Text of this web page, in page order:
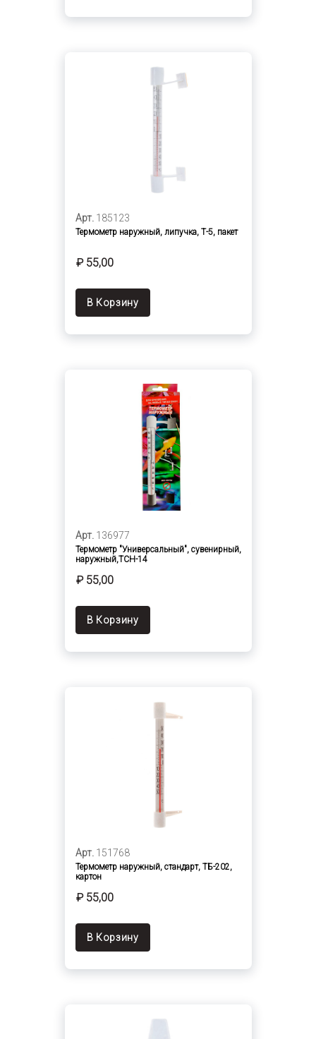
Арт. 185123
Термометр наружный, липучка, Т-5, пакет
₽ 55,00
В Корзину
Арт. 136977
Термометр "Универсальный", сувенирный,
наружный,ТСН-14
₽ 55,00
В Корзину
Арт. 151768
Термометр наружный, стандарт, ТБ-202,
картон
₽ 55,00
В Корзину